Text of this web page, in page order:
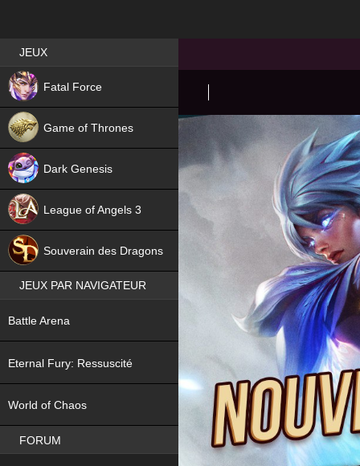
Best RPG games in France
JEUX
Fatal Force
NEW
Game of Thrones
Dark Genesis
League of Angels 3
Souverain des Dragons
JEUX PAR NAVIGATEUR
Battle Arena
Eternal Fury: Ressuscité
World of Chaos
FORUM